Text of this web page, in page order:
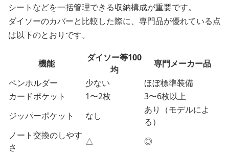
シートなどを一括管理できる収納構成が重要です。
ダイソーのカバーと比較した際に、専門品が優れている点
は以下のとおりです。
機能
ダイソー等100
均
専門メーカー品
ペンホルダー
少ない
ほぼ標準装備
カードポケット
1〜2枚
3〜6枚以上
ジッパーポケット
なし
あり（モデルによ
る）
ノート交換のしやす
さ
△ ◎